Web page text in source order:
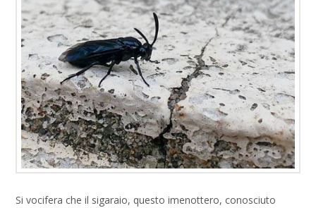
Si vocifera che il sigaraio, questo imenottero, conosciuto